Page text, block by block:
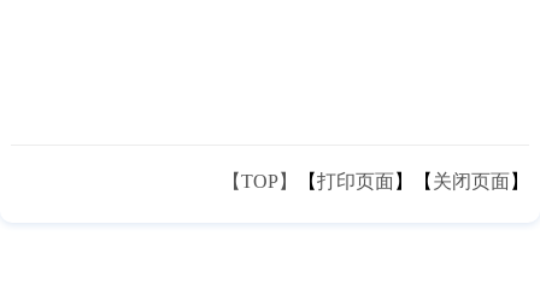
【TOP】 【打印页面】【 关闭页面】